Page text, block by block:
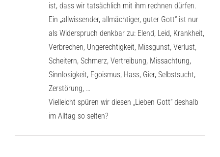
ist, dass wir tatsächlich mit ihm rechnen dürfen.
Ein „allwissender, allmächtiger, guter Gott“ ist nur
als Widerspruch denkbar zu: Elend, Leid, Krankheit,
Verbrechen, Ungerechtigkeit, Missgunst, Verlust,
Scheitern, Schmerz, Vertreibung, Missachtung,
Sinnlosigkeit, Egoismus, Hass, Gier, Selbstsucht,
Zerstörung, …
Vielleicht spüren wir diesen „Lieben Gott“ deshalb
im Alltag so selten?